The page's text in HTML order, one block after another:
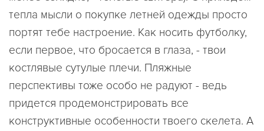
тепла мысли о покупке летней одежды просто
портят тебе настроение. Как носить футболку,
если первое, что бросается в глаза, - твои
костлявые сутулые плечи. Пляжные
перспективы тоже особо не радуют - ведь
придется продемонстрировать все
конструктивные особенности твоего скелета. А